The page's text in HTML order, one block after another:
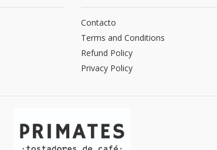
Contacto
Terms and Conditions
Refund Policy
Privacy Policy